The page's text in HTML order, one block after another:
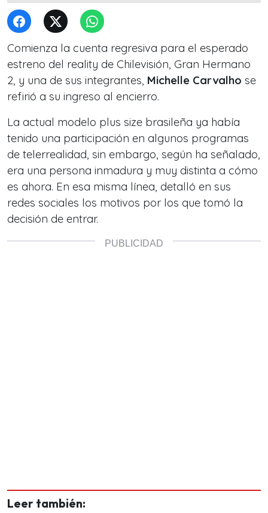
Comienza la cuenta regresiva para el esperado
estreno del reality de Chilevisión, Gran Hermano
2, y una de sus integrantes, Michelle Carvalho se
refirió a su ingreso al encierro.
La actual modelo plus size brasileña ya había
tenido una participación en algunos programas
de telerrealidad, sin embargo, según ha señalado,
era una persona inmadura y muy distinta a cómo
es ahora. En esa misma línea, detalló en sus
redes sociales los motivos por los que tomó la
decisión de entrar.
Leer también: